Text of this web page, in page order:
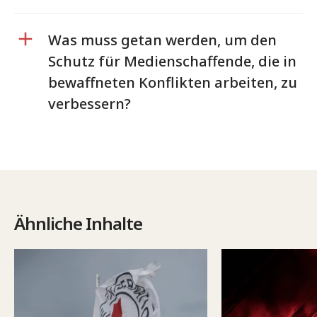
Was muss getan werden, um den
Schutz für Medienschaffende, die in
bewaffneten Konflikten arbeiten, zu
verbessern?
Ähnliche Inhalte